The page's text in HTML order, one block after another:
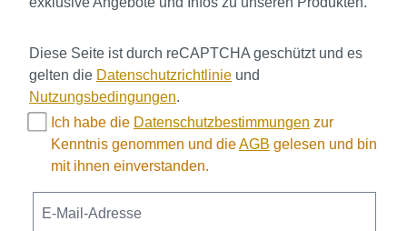
Diese Seite ist durch reCAPTCHA geschützt und es
gelten die Datenschutzrichtlinie und
Nutzungsbedingungen.
Ich habe die Datenschutzbestimmungen zur
Kenntnis genommen und dieAGB gelesen und bin
mit ihnen einverstanden.